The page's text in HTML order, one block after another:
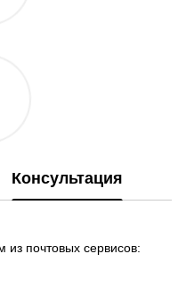
Консультация
из почтовых сервисов: